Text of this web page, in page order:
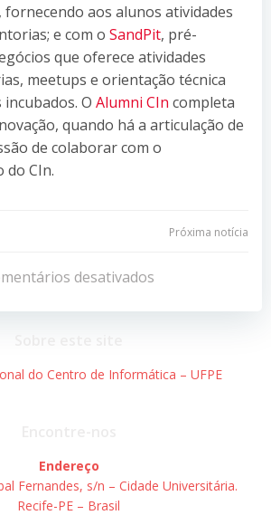
fornecendo aos alunos atividades
e com o SandPit, pré-
que oferece atividades
meetups e orientação técnica
O Alumni CIn completa
quando há a articulação de
de colaborar com o
do CIn.
Navegação
de
Post
Próxima notícia
desativados
do Centro de Informática – UFPE
Endereço
Fernandes, s/n – Cidade Universitária.
Recife-PE – Brasil